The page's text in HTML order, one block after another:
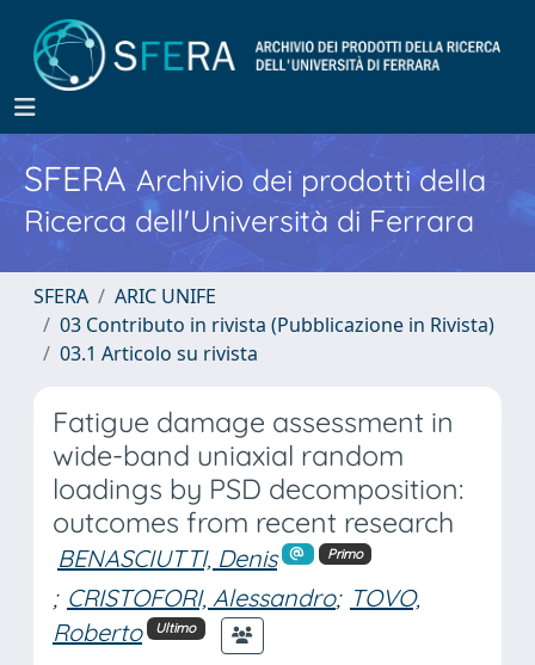
SFERA Archivio dei prodotti della
Ricerca dell'Università di Ferrara
SFERA
ARIC UNIFE
03 Contributo in rivista (Pubblicazione in Rivista)
03.1 Articolo su rivista
Fatigue damage assessment in
wide-band uniaxial random
loadings by PSD decomposition:
outcomes from recent research
BENASCIUTTI, Denis Primo
; CRISTOFORI, Alessandro; TOVO,
Roberto
Ultimo